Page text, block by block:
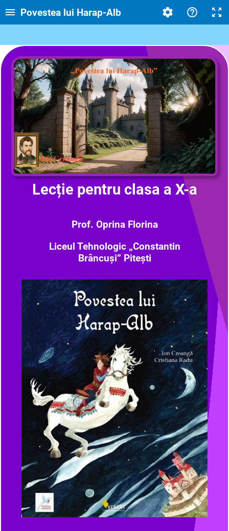
Povestea lui Harap-Alb
Lecție pentru clasa a X-a
Prof. Oprina Florina
Liceul Tehnologic „Constantin
Brâncuși” Pitești